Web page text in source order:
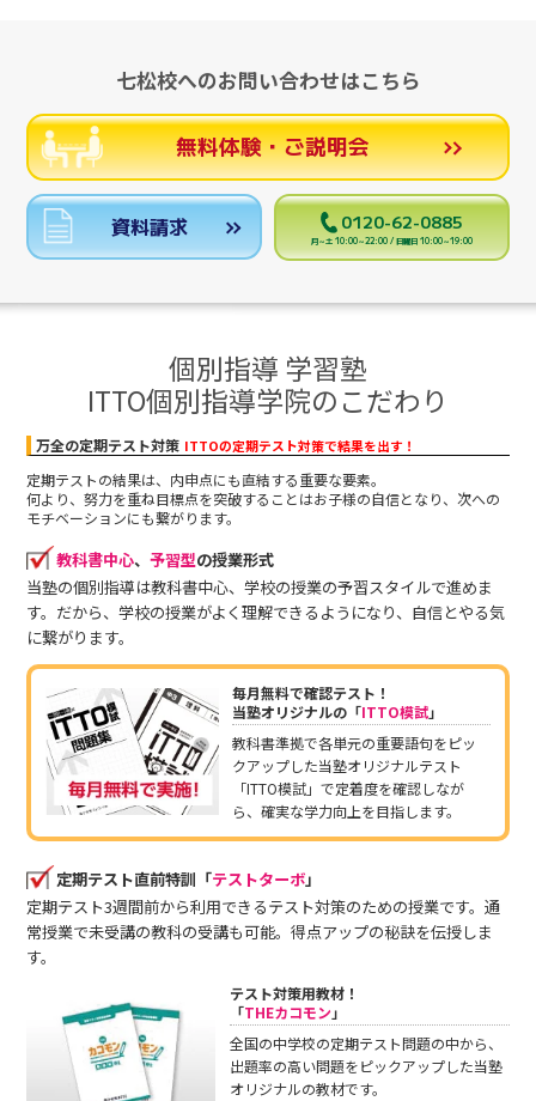
七松校へのお問い合わせはこちら
無料体験・ご説明会
資料請求 0120-62-0885
月～土 10:00～22:00 / 日曜日 10:00～19:00
個別指導 学習塾
ITTO個別指導学院のこだわり
万全の定期テスト対策 ITTOの定期テスト対策で結果を出す！
定期テストの結果は、内申点にも直結する重要な要素。
何より、努力を重ね目標点を突破することはお子様の自信となり、次への
モチベーションにも繋がります。
教科書中心、 予習型の授業形式
当塾の個別指導は教科書中心、学校の授業の予習スタイルで進めま
す。だから、学校の授業がよく理解できるようになり、自信とやる気
に繋がります。
毎月無料で確認テスト！
当塾オリジナルの「ITTO模試」
教科書準拠で各単元の重要語句をピッ
クアップした当塾オリジナルテスト
「ITTO模試」で定着度を確認しなが
ら、確実な学力向上を目指します。
定期テスト直前特訓「テストターボ」
定期テスト3週間前から利用できるテスト対策のための授業です。通
常授業で未受講の教科の受講も可能。得点アップの秘訣を伝授しま
す。
テスト対策用教材！
「THEカコモン」
全国の中学校の定期テスト問題の中から、
出題率の高い問題をピックアップした当塾
オリジナルの教材です。